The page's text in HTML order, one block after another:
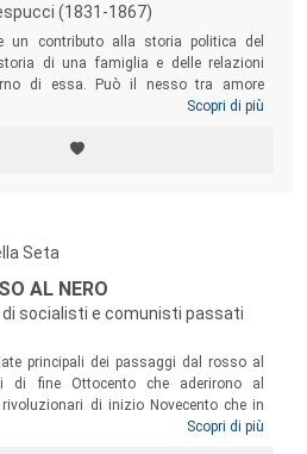
(1831-1867)
un contributo alla storia politica del
di una famiglia e delle relazioni
di essa. Può il nesso tra amore
nuove prospettive per la storia dei
archivio Colocci Vespucci,
vicende dal 1831 al 1867.
Scopri di più
Seta
AL NERO
di socialisti e comunisti passati
principali dei passaggi dal rosso al
di fine Ottocento che aderirono al
di inizio Novecento che in
al nazionalismo e poi al fascismo, ai
Scopri di più